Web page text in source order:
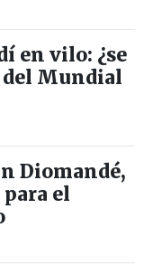
en vilo: ¿se
del Mundial
Diomandé,
el